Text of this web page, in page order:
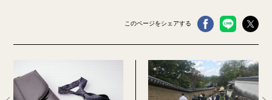
このページをシェアする